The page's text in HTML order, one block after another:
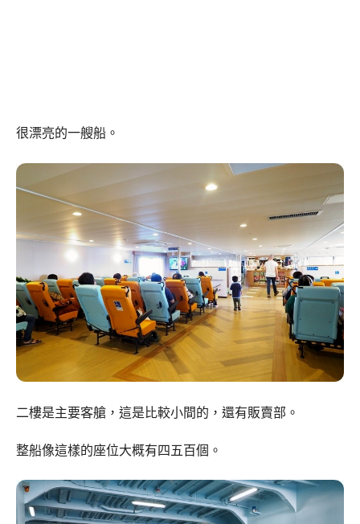
很漂亮的一艘船。
二樓是主要客艙，這是比較小間的，還有販賣部。
整船像這樣的座位大概有四五百個。